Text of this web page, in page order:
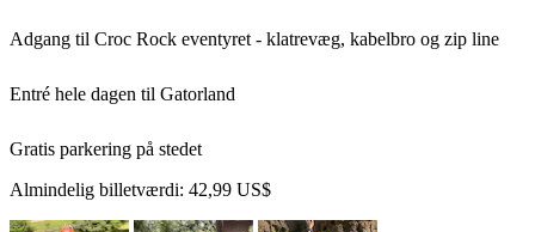
Adgang til Croc Rock eventyret - klatrevæg, kabelbro og zip line
Entré hele dagen til Gatorland
Gratis parkering på stedet
Almindelig billetværdi: 42,99 US$